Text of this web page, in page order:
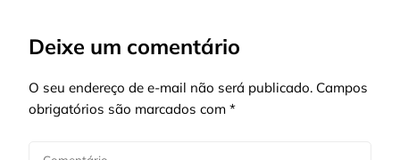
Deixe um comentário
O seu endereço de e-mail não será publicado. Campos
obrigatórios são marcados com *